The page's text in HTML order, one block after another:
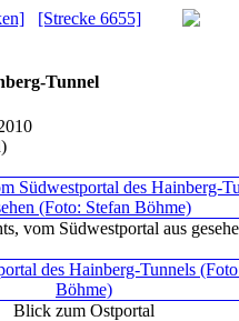
[Strecke 6655]
Tunnel
vom Südwestportal aus
Blick zum Ostportal